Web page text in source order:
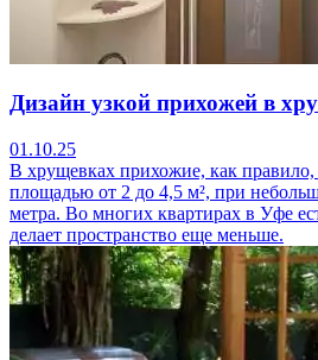
Дизайн узкой прихожей в
01.10.25
В хрущевках прихожие, как
площадью от 2 до 4,5 м², при
метра. Во многих квартирах в Уфе
делает пространство еще меньше.